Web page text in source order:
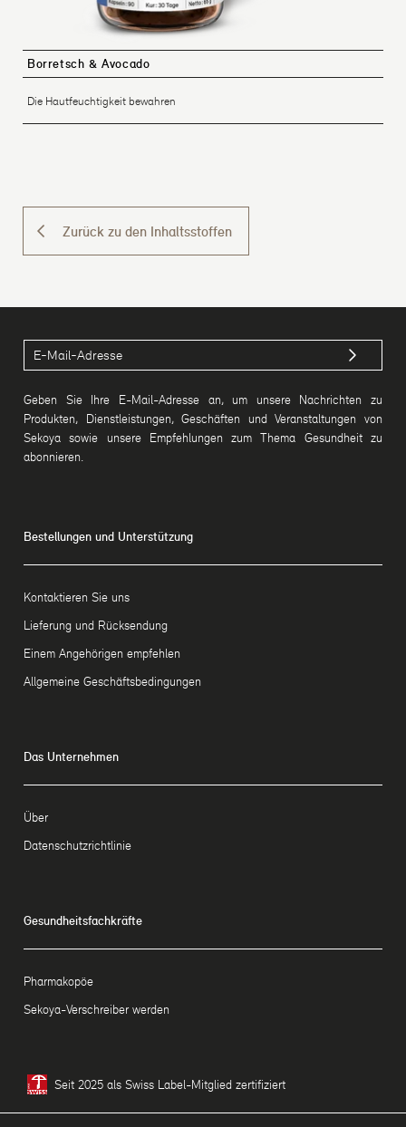
Borretsch & Avocado
Die Hautfeuchtigkeit bewahren
Zurück zu den Inhaltsstoffen
Geben Sie Ihre E-Mail-Adresse an, um unsere Nachrichten zu
Produkten, Dienstleistungen, Geschäften und Veranstaltungen von
Sekoya sowie unsere Empfehlungen zum Thema Gesundheit zu
abonnieren.
Bestellungen und Unterstützung
Kontaktieren Sie uns
Lieferung und Rücksendung
Einem Angehörigen empfehlen
Allgemeine Geschäftsbedingungen
Das Unternehmen
Über
Datenschutzrichtlinie
Gesundheitsfachkräfte
Pharmakopöe
Sekoya-Verschreiber werden
Seit 2025 als Swiss Label-Mitglied zertifiziert